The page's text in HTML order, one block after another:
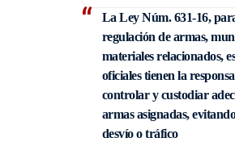
LaLey Núm. 631-16,
regulación de armas,
materiales relacionados,
oficiales tienen la
controlar y custodiar
armas asignadas,
desvío o tráfico